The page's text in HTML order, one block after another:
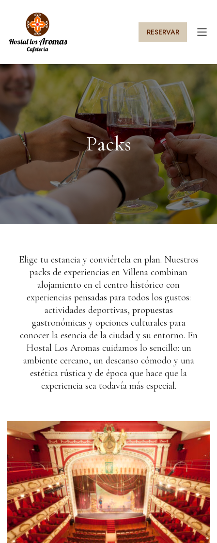
RESERVAR
Packs
Elige tu estancia y conviértela en plan. Nuestros
packs de experiencias en Villena combinan
alojamiento en el centro histórico con
experiencias pensadas para todos los gustos:
actividades deportivas, propuestas
gastronómicas y opciones culturales para
conocer la esencia de la ciudad y su entorno. En
Hostal Los Aromas cuidamos lo sencillo: un
ambiente cercano, un descanso cómodo y una
estética rústica y de época que hace que la
experiencia sea todavía más especial.